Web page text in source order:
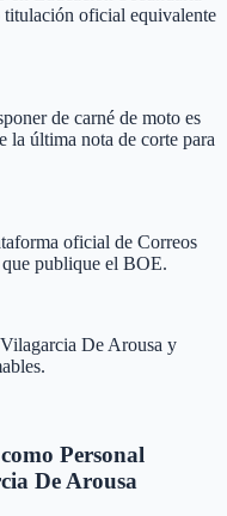
oficial equivalente
de carné de moto es
la última nota de corte para
oficial de Correos
publique el BOE.
De Arousa y
Personal
De Arousa